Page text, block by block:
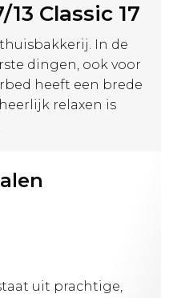
Classic 17
In de
dingen, ook voor
heeft een brede
relaxen is
uit prachtige,